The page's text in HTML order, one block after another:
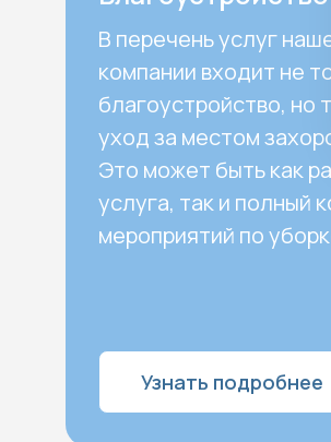
В перечень услуг
компании входит не
благоустройство, но
уход за местом
Это может быть как
услуга, так и полный
мероприятий по
Узнать подробнее